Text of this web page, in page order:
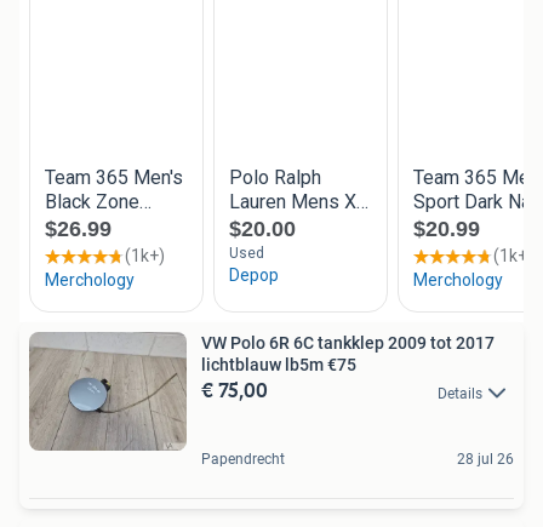
VW Polo 6R 6C tankklep 2009 tot 2017
lichtblauw lb5m €75
€ 75,00 Details
Papendrecht 28 jul 26